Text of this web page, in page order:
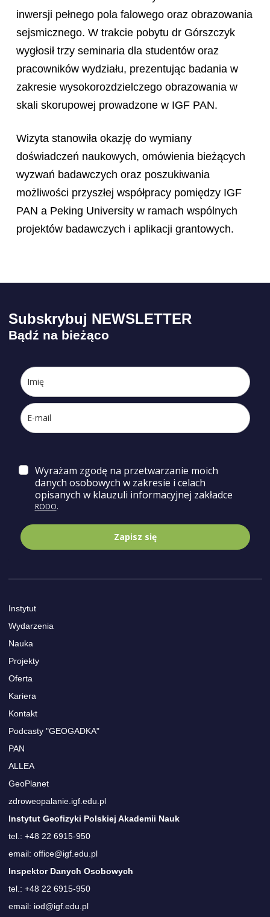
inwersji pełnego pola falowego oraz obrazowania
sejsmicznego. W trakcie pobytu dr Górszczyk
wygłosił trzy seminaria dla studentów oraz
pracowników wydziału, prezentując badania w
zakresie wysokorozdzielczego obrazowania w
skali skorupowej prowadzone w IGF PAN.
Wizyta stanowiła okazję do wymiany
doświadczeń naukowych, omówienia bieżących
wyzwań badawczych oraz poszukiwania
możliwości przyszłej współpracy pomiędzy IGF
PAN a Peking University w ramach wspólnych
projektów badawczych i aplikacji grantowych.
Subskrybuj NEWSLETTER
Bądź na bieżąco
Wyrażam zgodę na przetwarzanie moich
danych osobowych w zakresie i celach
opisanych w klauzuli informacyjnej zakładce
RODO.
Zapisz się
Instytut
Wydarzenia
Nauka
Projekty
Oferta
Kariera
Kontakt
Podcasty "GEOGADKA"
PAN
ALLEA
GeoPlanet
zdroweopalanie.igf.edu.pl
Instytut Geofizyki Polskiej Akademii Nauk
tel.: +48 22 6915-950
email: office@igf.edu.pl
Inspektor Danych Osobowych
tel.: +48 22 6915-950
email: iod@igf.edu.pl